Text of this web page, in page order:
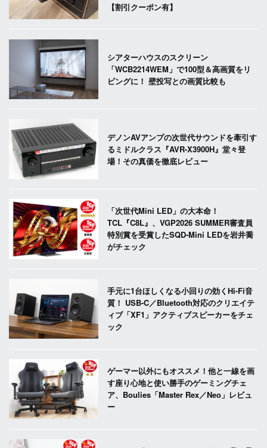
【割引クーポン有】
シアターハウスのスクリーン
「WCB2214WEM」で100型＆高画質をリ
ビングに！ 壁投写との画質比較も
デノンAVアンプの次世代サウンドを牽引す
るミドルクラス『AVR-X3900H』堂々登
場！その真価を徹底レビュー
「次世代Mini LED」の大本命！
TCL『C8L』、VGP2026 SUMMER審査員
特別賞を受賞したSQD-Mini LEDを岩井喬
がチェック
手元に1台ほしくなる小回りの効くHi-Fi音
質！ USB-C／Bluetooth対応のクリエイテ
ィブ「XF1」アクティブスピーカーをチェ
ック
ゲーマー以外にもオススメ！他と一線を画
す座り心地と使い勝手のゲーミングチェ
ア、Boulies「Master Rex／Neo」レビュ
ー